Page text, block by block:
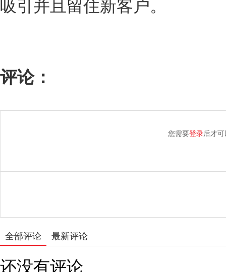
吸引并且留住新客户。
评论：
您需要登录后才
全部评论 最新评论
还没有评论